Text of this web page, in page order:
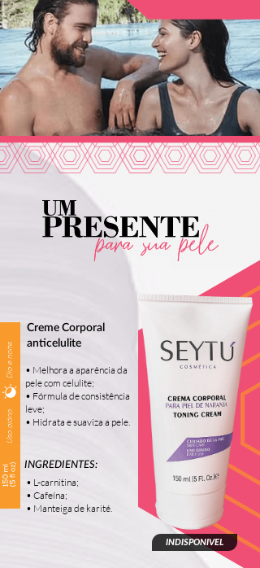
INDISPONIVEL
Creme Corporal
anticelulite
INGREDIENTES:
• Melhora a aparência da
pele com celulite;
• Fórmula de consistência
leve;
• Hidrata e suaviza a pele.
• L-carnitina;
• Cafeína;
• Manteiga de karité.